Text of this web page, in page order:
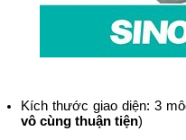
Kích thước giao diện: 3
vô cùng thuận tiện)